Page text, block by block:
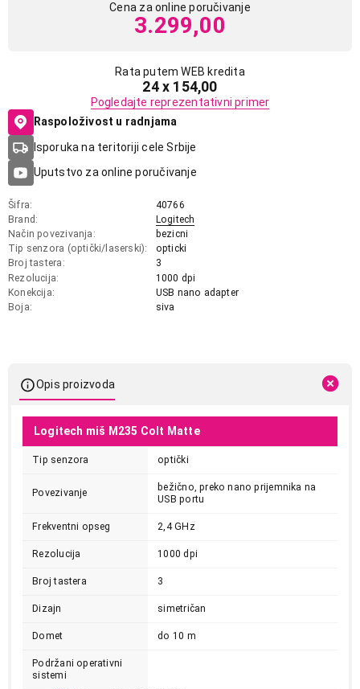
Cena za online poručivanje
3.299,00
Rata putem WEB kredita
24 x 154,00
Pogledajte reprezentativni primer
Raspoloživost u radnjama
Isporuka na teritoriji cele Srbije
Uputstvo za online poručivanje
Šifra
40766
Brand
Logitech
Način povezivanja
bezicni
Tip senzora (optički/laserski)
opticki
Broj tastera
3
Rezolucija
1000 dpi
Konekcija
USB nano adapter
Boja
siva
Opis proizvoda
Logitech miš M235 Colt Matte
Tip senzora optički
Povezivanje
bežično, preko nano prijemnika na
USB portu
Frekventni opseg 2,4 GHz
Rezolucija 1000 dpi
Broj tastera 3
Dizajn simetričan
Domet do 10 m
Podržani operativni
sistemi